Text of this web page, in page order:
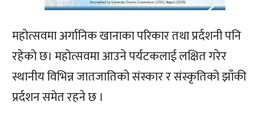
महोत्सवमा अर्गानिक खानाका परिकार तथा प्रर्दशनी पनि
रहेको छ। महोत्सवमा आउने पर्यटकलाई लक्षित गरेर
स्थानीय विभिन्न जातजातिको संस्कार र संस्कृतिको झाँकी
प्रर्दशन समेत रहने छ ।